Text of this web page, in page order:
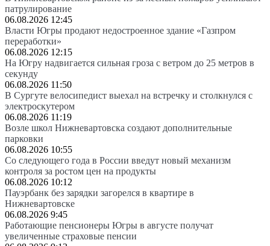
патрулирование
06.08.2026 12:45
Власти Югры продают недостроенное здание «Газпром
переработки»
06.08.2026 12:15
На Югру надвигается сильная гроза с ветром до 25 метров в
секунду
06.08.2026 11:50
В Сургуте велосипедист выехал на встречку и столкнулся с
электроскутером
06.08.2026 11:19
Возле школ Нижневартовска создают дополнительные
парковки
06.08.2026 10:55
Со следующего года в России введут новый механизм
контроля за ростом цен на продукты
06.08.2026 10:12
Пауэрбанк без зарядки загорелся в квартире в
Нижневартовске
06.08.2026 9:45
Работающие пенсионеры Югры в августе получат
увеличенные страховые пенсии